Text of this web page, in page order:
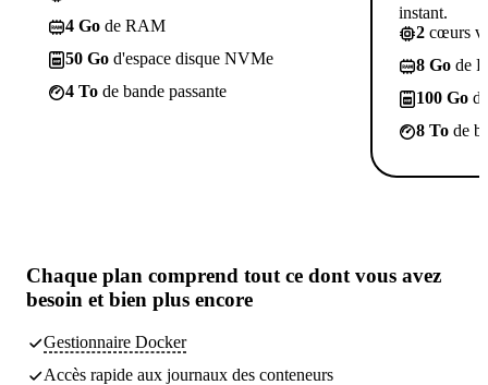
4 Go de RAM
50 Go d'espace disque NVMe
4 To de bande passante
instant.
2 cœurs
8 Go de
100 Go
8 To de
Chaque plan comprend tout ce dont vous avez
besoin et bien plus encore
Gestionnaire Docker
Accès rapide aux journaux des conteneurs